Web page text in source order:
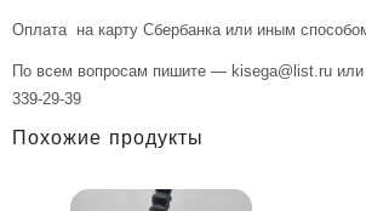
Оплата на карту Сбербанка или иным
По всем вопросам пишите — kisega@list.ru или
339-29-39
Похожие продукты